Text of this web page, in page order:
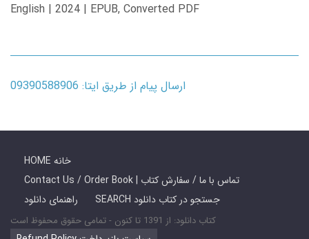
English | 2024 | EPUB, Converted PDF
ارسال پیام از طریق ایتا: 09390588906
HOME خانه
Contact Us / Order Book | تماس با ما / سفارش کتاب
راهنمای دانلود
SEARCH جستجو در کتاب دانلود
کتاب دانلود: از 1391 تا کنون - تمامی حقوق محفوظ است